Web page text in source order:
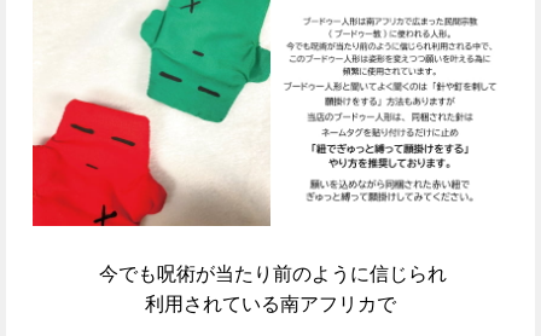
今でも呪術が当たり前のように信じられ
利用されている南アフリカで